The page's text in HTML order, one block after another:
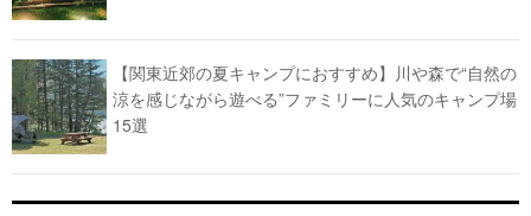
【関東近郊の夏キャンプにおすすめ】川や森で“自然の
涼を感じながら遊べる”ファミリーに人気のキャンプ場
15選